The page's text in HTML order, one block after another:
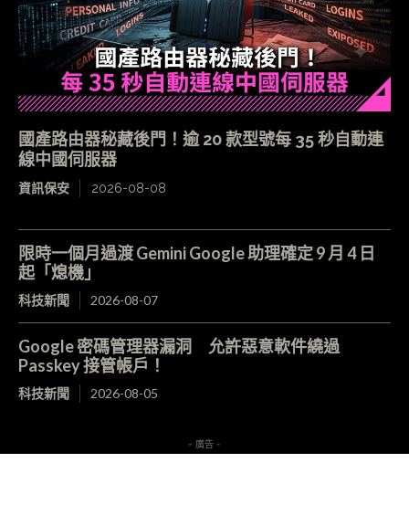
國產路由器秘藏後門！逾 20 款型號每 35 秒自動連
線中國伺服器
資訊保安 2026-08-08
限時一個月過渡 Gemini Google 助理確定 9 月 4 日
起「熄機」
科技新聞 2026-08-07
Google 密碼管理器漏洞 允許惡意軟件繞過
Passkey 接管帳戶！
科技新聞 2026-08-05
- 廣告 -